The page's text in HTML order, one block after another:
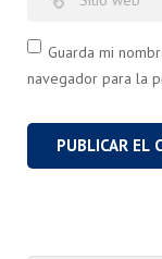
Guarda mi
navegador para la